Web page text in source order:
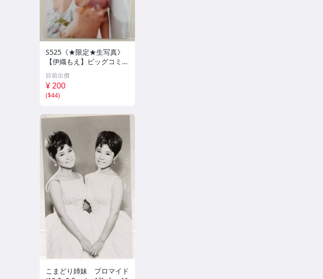
S525《★限定★生写真》
【伊織もえ】ビッグコミッ
クスピリッツ 2026年8月3
日号 ★セブンネット限定
特典★ ☆送料一律☆
目前出價
¥ 200
($44)
こまどり姉妹 プロマイド